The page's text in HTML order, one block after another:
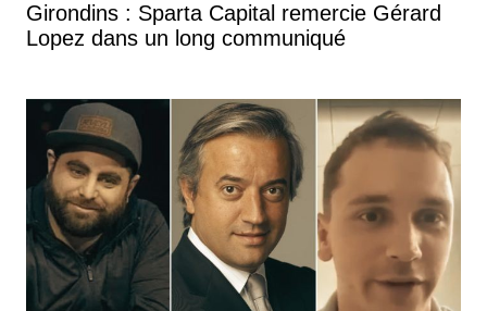
Girondins : Sparta Capital remercie Gérard
Lopez dans un long communiqué